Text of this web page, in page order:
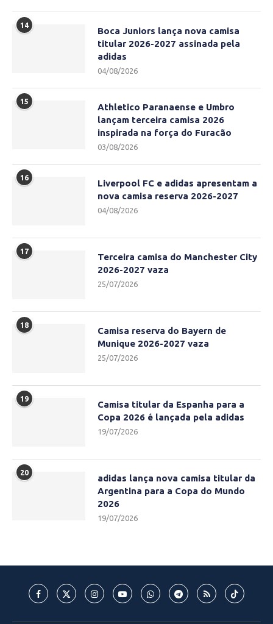
14
Boca Juniors lança nova camisa
titular 2026-2027 assinada pela
adidas
04/08/2026
15
Athletico Paranaense e Umbro
lançam terceira camisa 2026
inspirada na força do Furacão
03/08/2026
16
Liverpool FC e adidas apresentam a
nova camisa reserva 2026-2027
04/08/2026
17
Terceira camisa do Manchester City
2026-2027 vaza
25/07/2026
18
Camisa reserva do Bayern de
Munique 2026-2027 vaza
25/07/2026
19
Camisa titular da Espanha para a
Copa 2026 é lançada pela adidas
19/07/2026
20
adidas lança nova camisa titular da
Argentina para a Copa do Mundo
2026
19/07/2026